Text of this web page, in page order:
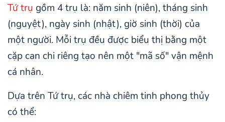
Tứ trụ gồm 4 trụ là: năm sinh (niên), tháng sinh
(nguyệt), ngày sinh (nhật), giờ sinh (thời) của
một người. Mỗi trụ đều được biểu thị bằng một
cặp can chi riêng tạo nên một "mã số" vận mệnh
cá nhân.
Dựa trên Tứ trụ, các nhà chiêm tinh phong thủy
có thể: